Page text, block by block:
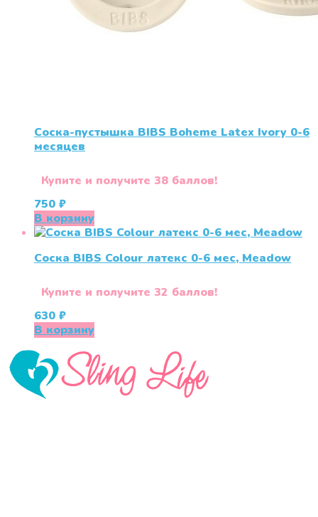
Соска-пустышка BIBS Boheme Latex Ivory 0-6
месяцев
Купите и получите 38 баллов!
750 ₽
В корзину
Соска BIBS Colour латекс 0-6 мес, Meadow
Купите и получите 32 баллов!
630 ₽
В корзину